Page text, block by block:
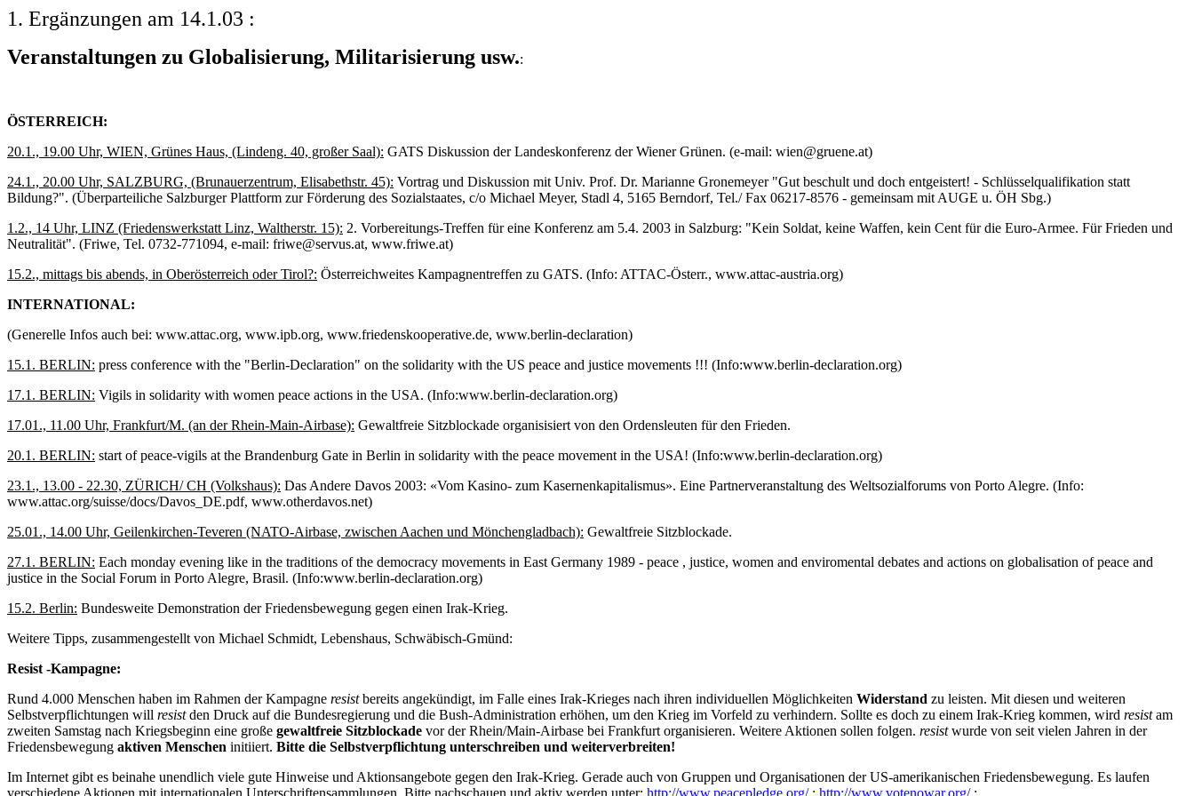
1. Ergänzungen am 14.1.03 :
Veranstaltungen zu Globalisierung, Militarisierung usw.:
ÖSTERREICH:
20.1., 19.00 Uhr, WIEN, Grünes Haus, (Lindeng. 40, großer Saal): GATS Diskussion der Landeskonferenz der Wiener Grünen. (e-mail: wien@gruene.at)
24.1., 20.00 Uhr, SALZBURG, (Brunauerzentrum, Elisabethstr. 45): Vortrag und Diskussion mit Univ. Prof. Dr. Marianne Gronemeyer "Gut beschult und doch entgeistert! - Schlüsselqualifikation statt
Bildung?". (Überparteiliche Salzburger Plattform zur Förderung des Sozialstaates, c/o Michael Meyer, Stadl 4, 5165 Berndorf, Tel./ Fax 06217-8576 - gemeinsam mit AUGE u. ÖH Sbg.)
1.2., 14 Uhr, LINZ (Friedenswerkstatt Linz, Waltherstr. 15): 2. Vorbereitungs-Treffen für eine Konferenz am 5.4. 2003 in Salzburg: "Kein Soldat, keine Waffen, kein Cent für die Euro-Armee. Für Frieden und
Neutralität". (Friwe, Tel. 0732-771094, e-mail: friwe@servus.at, www.friwe.at)
15.2., mittags bis abends, in Oberösterreich oder Tirol?: Österreichweites Kampagnentreffen zu GATS. (Info: ATTAC-Österr., www.attac-austria.org)
INTERNATIONAL:
(Generelle Infos auch bei: www.attac.org, www.ipb.org, www.friedenskooperative.de, www.berlin-declaration)
15.1. BERLIN: press conference with the "Berlin-Declaration" on the solidarity with the US peace and justice movements !!! (Info:www.berlin-declaration.org)
17.1. BERLIN: Vigils in solidarity with women peace actions in the USA. (Info:www.berlin-declaration.org)
17.01., 11.00 Uhr, Frankfurt/M. (an der Rhein-Main-Airbase): Gewaltfreie Sitzblockade organisisiert von den Ordensleuten für den Frieden.
20.1. BERLIN: start of peace-vigils at the Brandenburg Gate in Berlin in solidarity with the peace movement in the USA! (Info:www.berlin-declaration.org)
23.1., 13.00 - 22.30, ZÜRICH/ CH (Volkshaus): Das Andere Davos 2003: «Vom Kasino- zum Kasernenkapitalismus». Eine Partnerveranstaltung des Weltsozialforums von Porto Alegre. (Info:
www.attac.org/suisse/docs/Davos_DE.pdf, www.otherdavos.net)
25.01., 14.00 Uhr, Geilenkirchen-Teveren (NATO-Airbase, zwischen Aachen und Mönchengladbach): Gewaltfreie Sitzblockade.
27.1. BERLIN: Each monday evening like in the traditions of the democracy movements in East Germany 1989 - peace , justice, women and enviromental debates and actions on globalisation of peace and
justice in the Social Forum in Porto Alegre, Brasil. (Info:www.berlin-declaration.org)
15.2. Berlin: Bundesweite Demonstration der Friedensbewegung gegen einen Irak-Krieg.
Weitere Tipps, zusammengestellt von Michael Schmidt, Lebenshaus, Schwäbisch-Gmünd:
Resist -Kampagne:
Rund 4.000 Menschen haben im Rahmen der Kampagne resistbereits angekündigt, im Falle eines Irak-Krieges nach ihren individuellen Möglichkeiten Widerstand zu leisten. Mit diesen und weiteren
Selbstverpflichtungen will resistden Druck auf die Bundesregierung und die Bush-Administration erhöhen, um den Krieg im Vorfeld zu verhindern. Sollte es doch zu einem Irak-Krieg kommen, wird resistam
zweiten Samstag nach Kriegsbeginn eine große gewaltfreie Sitzblockade vor der Rhein/Main-Airbase bei Frankfurt organisieren. Weitere Aktionen sollen folgen. resistwurde von seit vielen Jahren in der
Friedensbewegung aktiven Menschen initiiert. Bitte die Selbstverpflichtung unterschreiben und weiterverbreiten!
Im Internet gibt es beinahe unendlich viele gute Hinweise und Aktionsangebote gegen den Irak-Krieg. Gerade auch von Gruppen und Organisationen der US-amerikanischen Friedensbewegung. Es laufen
verschiedene Aktionen mit internationalen Unterschriftensammlungen. Bitte nachschauen und aktiv werden unter: http://www.peacepledge.org/ ; http://www.votenowar.org/;